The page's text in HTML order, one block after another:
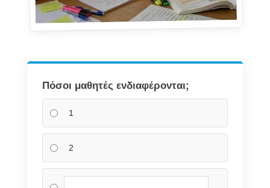
Πόσοι μαθητές ενδιαφέρονται;
1
2